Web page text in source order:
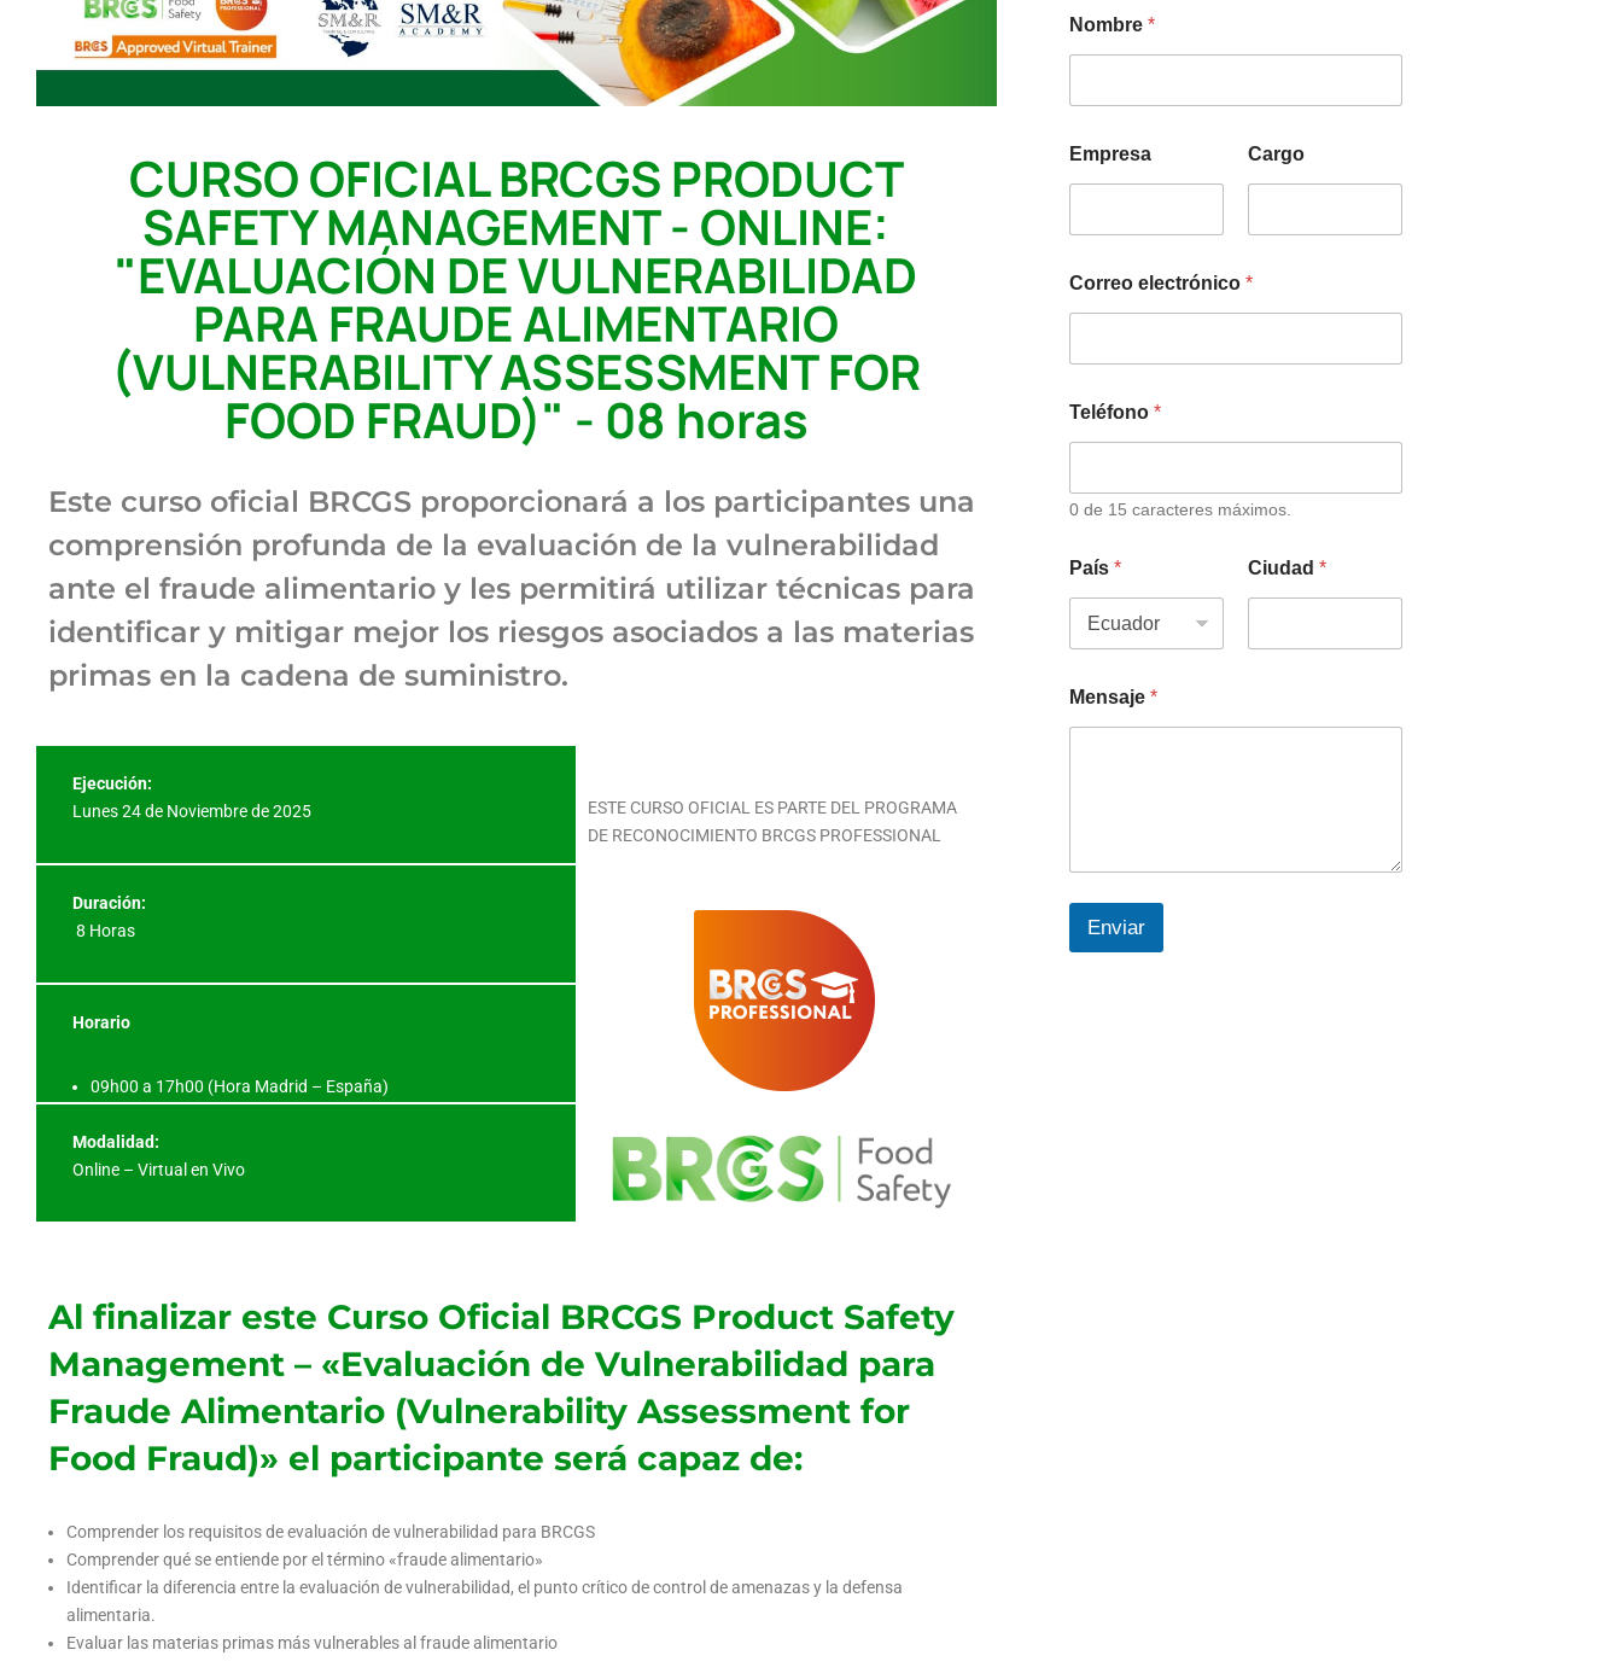
CURSO OFICIAL BRCGS PRODUCT
SAFETY MANAGEMENT - ONLINE:
"EVALUACIÓN DE VULNERABILIDAD
PARA FRAUDE ALIMENTARIO
(VULNERABILITY ASSESSMENT FOR
FOOD FRAUD)" - 08 horas
Este curso oficial BRCGS proporcionará a los participantes una
comprensión profunda de la evaluación de la vulnerabilidad
ante el fraude alimentario y les permitirá utilizar técnicas para
identificar y mitigar mejor los riesgos asociados a las materias
primas en la cadena de suministro.
Ejecución:
Lunes 24 de Noviembre de 2025
Duración:
8 Horas
Horario
09h00 a 17h00 (Hora Madrid – España)
Modalidad:
Online – Virtual en Vivo
ESTE CURSO OFICIAL ES PARTE DEL PROGRAMA
DE RECONOCIMIENTO BRCGS PROFESSIONAL
Al finalizar este Curso Oficial BRCGS Product Safety
Management – «Evaluación de Vulnerabilidad para
Fraude Alimentario (Vulnerability Assessment for
Food Fraud)» el participante será capaz de:
Comprender los requisitos de evaluación de vulnerabilidad para BRCGS
Comprender qué se entiende por el término «fraude alimentario»
Identificar la diferencia entre la evaluación de vulnerabilidad, el punto crítico de control de amenazas y la defensa
alimentaria.
Evaluar las materias primas más vulnerables al fraude alimentario
Nombre *
Empresa Cargo
Correo electrónico *
Teléfono *
0 de 15 caracteres máximos.
País * Ciudad *
Mensaje *
Enviar